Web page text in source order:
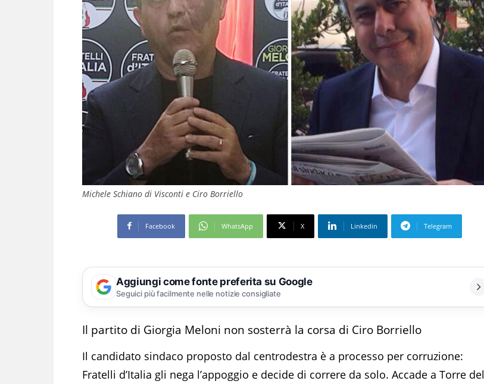
Michele Schiano di Visconti e Ciro Borriello
Facebook WhatsApp X Linkedin Telegram
Aggiungi come fonte preferita su Google
Seguici più facilmente nelle notizie consigliate
Il partito di Giorgia Meloni non sosterrà la corsa di Ciro Borriello
Il candidato sindaco proposto dal centrodestra è a processo per corruzione:
Fratelli d’Italia gli nega l’appoggio e decide di correre da solo. Accade a Torre del